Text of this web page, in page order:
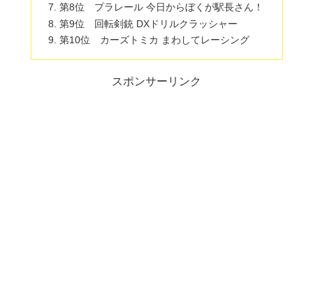
第8位 プラレール 今日からぼくが駅長さん！
第9位 回転剣銃 DXドリルクラッシャー
第10位 カーズトミカ まわしてレーシング
スポンサーリンク